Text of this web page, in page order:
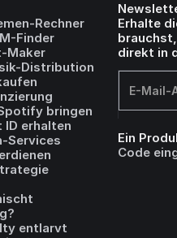
Rechner
Finder
Maker
Distribution
bringen
ID erhalten
Services
entlarvt
Erhalte
direkt in
Ein
Code